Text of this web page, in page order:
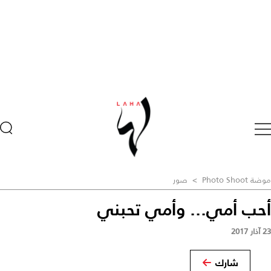
موضة Photo Shoot > صور
أحب أمي... وأمي تحبني
23 آذار 2017
شارك